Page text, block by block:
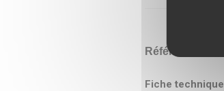
Référence
Fiche technique